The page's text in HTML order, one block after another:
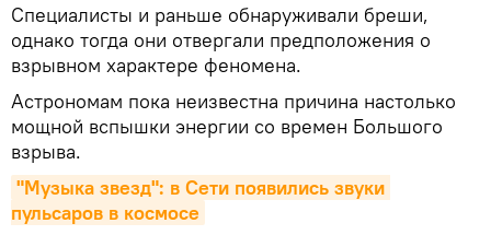
Специалисты и раньше обнаруживали бреши,
однако тогда они отвергали предположения о
взрывном характере феномена.
Астрономам пока неизвестна причина настолько
мощной вспышки энергии со времен Большого
взрыва.
"Музыка звезд": в Сети появились звуки
пульсаров в космосе